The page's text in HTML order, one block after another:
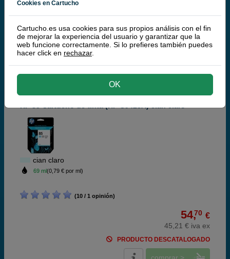
48,50
40,08 € iva ex
cian claro
69 ml(0,79 € por ml)
(10 / 1 opinión)
54,70 €
45,21 € iva ex
PRODUCTO DESCATALOGADO
Cookies en Cartucho
Cartucho.es usa cookies para sus propios análisis con el fin
de mejorar la experiencia del usuario y garantizar que la
web funcione correctamente. Si lo prefieres también puedes
hacer click en rechazar.
OK